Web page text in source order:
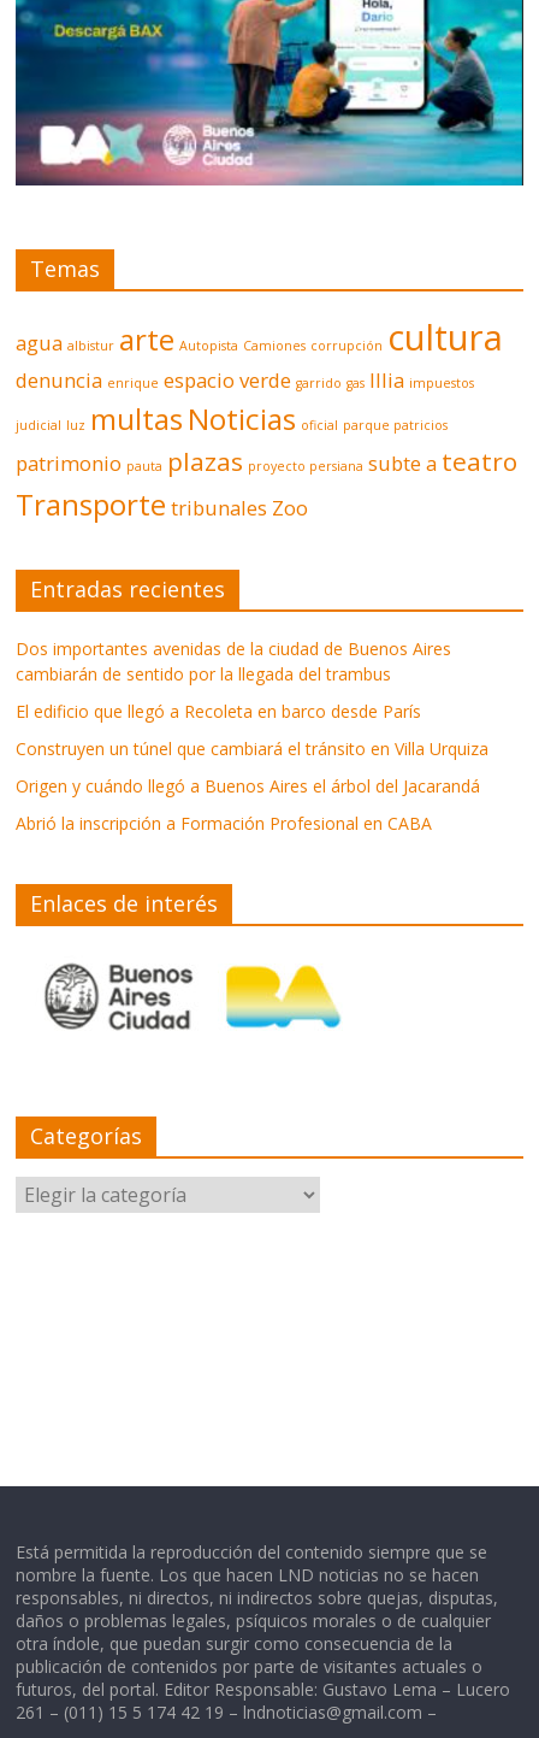
Temas
agua albistur arte Autopista Camiones corrupción cultura
denuncia enrique espacio verde garrido gas Illia impuestos
judicial luz multas Noticias oficial parque patricios
patrimonio pauta plazas proyecto persiana subte a teatro
Transporte tribunales Zoo
Entradas recientes
Dos importantes avenidas de la ciudad de Buenos Aires
cambiarán de sentido por la llegada del trambus
El edificio que llegó a Recoleta en barco desde París
Construyen un túnel que cambiará el tránsito en Villa Urquiza
Origen y cuándo llegó a Buenos Aires el árbol del Jacarandá
Abrió la inscripción a Formación Profesional en CABA
Enlaces de interés
Categorías
Categorías
Está permitida la reproducción del contenido siempre que se
nombre la fuente. Los que hacen LND noticias no se hacen
responsables, ni directos, ni indirectos sobre quejas, disputas,
daños o problemas legales, psíquicos morales o de cualquier
otra índole, que puedan surgir como consecuencia de la
publicación de contenidos por parte de visitantes actuales o
futuros, del portal. Editor Responsable: Gustavo Lema – Lucero
261 – (011) 15 5 174 42 19 – lndnoticias@gmail.com –